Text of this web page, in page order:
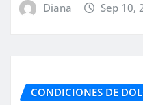
Diana Sep 10,
CONDICIONES DE